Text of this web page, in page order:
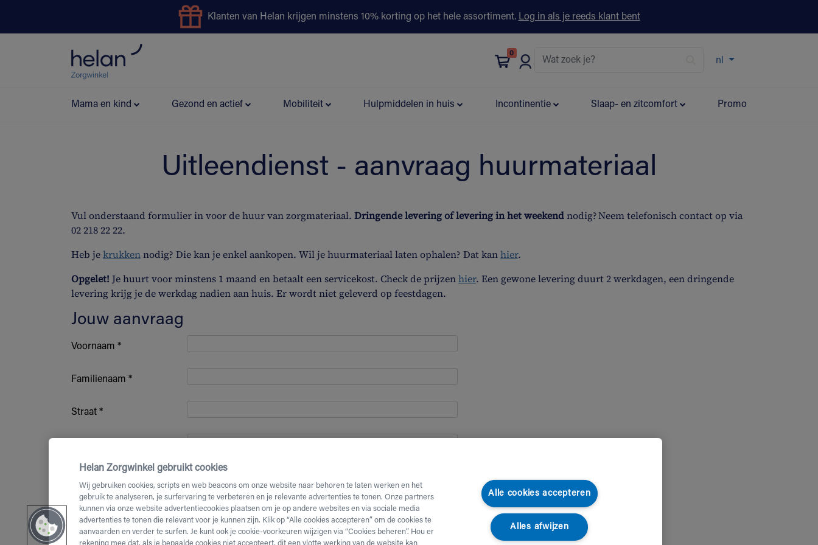
Klanten van Helan krijgen minstens 10% korting op het hele assortiment. Log in als je reeds klant bent
0
nl
Mama en kind Gezond en actief Mobiliteit Hulpmiddelen in huis Incontinentie Slaap- en zitcomfort Promo
Uitleendienst - aanvraag huurmateriaal
Vul onderstaand formulier in voor de huur van zorgmateriaal. Dringende levering of levering in het weekendnodig? Neem telefonisch contact op via
02 218 22 22.
Heb jekrukkennodig? Die kan je enkel aankopen. Wil je huurmateriaal laten ophalen? Dat kanhier.
Opgelet! Je huurt voor minstens 1 maand en betaalt een servicekost. Check de prijzenhier. Een gewone levering duurt 2 werkdagen, een dringende
levering krijg je de werkdag nadien aan huis. Er wordt niet geleverd op feestdagen.
Jouw aanvraag
Voornaam *
Familienaam *
Straat *
Postcode *
Helan Zorgwinkel gebruikt cookies
Wij gebruiken cookies, scripts en web beacons om onze website naar behoren te laten werken en het
gebruik te analyseren, je surfervaring te verbeteren en je relevante advertenties te tonen. Onze partners
kunnen via onze website advertentiecookies plaatsen om je op andere websites en via sociale media
advertenties te tonen die relevant voor je kunnen zijn. Klik op “Alle cookies accepteren” om de cookies te
aanvaarden en verder te surfen. Je kunt ook je cookie-voorkeuren wijzigen via “Cookies beheren”. Hou er
Alle cookies accepteren
Alles afwijzen